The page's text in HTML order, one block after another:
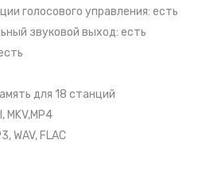
голосового управления: есть
звуковой выход: есть
для 18 станций
MKV,MP4
WAV, FLAC